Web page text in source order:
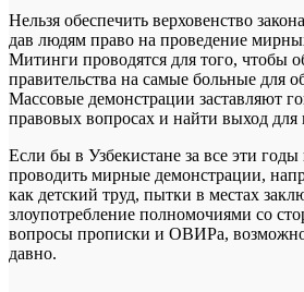
Нельзя обеспечить верховенство
дав людям право на проведение
Митинги проводятся для того, чтобы
правительства на самые больные для
Массовые демонстрации заставляют
правовых вопросах и найти выход для
Если бы в Узбекистане за все эти
проводить мирные демонстрации,
как детский труд, пытки в местах
злоупотребление полномочиями со
вопросы прописки и ОВИРа,
давно.